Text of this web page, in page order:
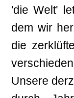
'die Welt'
dem wir
die
Unsere